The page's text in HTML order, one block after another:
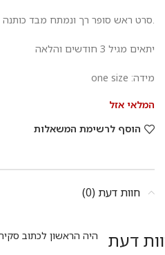
.סרט ראש סופר רך ונמתח מבד כותנה
יתאים מגיל 3 חודשים והלאה
מידה: one size
המלאי אזל
הוסף לרשימת המשאלות
חוות דעת (0)
דעת היה הראשון לכתוב